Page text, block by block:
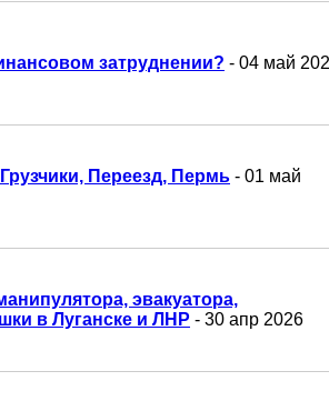
затруднении? - 04 май
Грузчики, Переезд, Пермь - 01 май
эвакуатора,
в Луганске и ЛНР - 30 апр 2026